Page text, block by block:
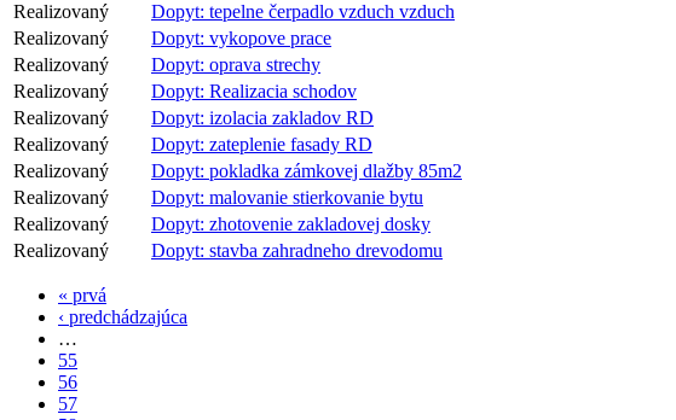
Realizovaný
Dopyt: tepelne čerpadlo vzduch vzduch
Realizovaný
Dopyt: vykopove prace
Realizovaný
Dopyt: oprava strechy
Realizovaný
Dopyt: Realizacia schodov
Realizovaný
Dopyt: izolacia zakladov RD
Realizovaný
Dopyt: zateplenie fasady RD
Realizovaný
Dopyt: pokladka zámkovej dlažby 85m2
Realizovaný
Dopyt: malovanie stierkovanie bytu
Realizovaný
Dopyt: zhotovenie zakladovej dosky
Realizovaný
Dopyt: stavba zahradneho drevodomu
« prvá
‹ predchádzajúca
…
55
56
57